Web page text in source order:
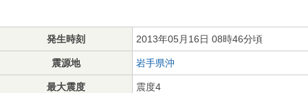
発生時刻 2013年05月16日 08時46分頃
震源地 岩手県沖
最大震度 震度4